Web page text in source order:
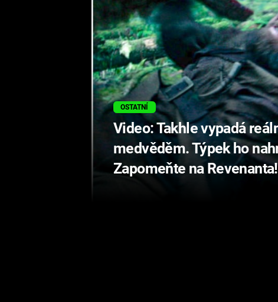
OSTATNÍ
Video: Takhle vypadá
medvěděm. Týpek ho
Zapomeňte na Revenanta!